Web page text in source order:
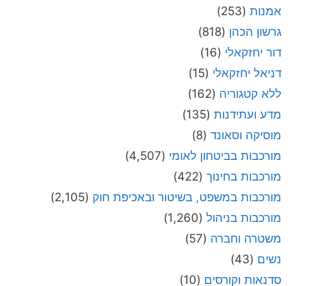
אמנות (253)
גרשון הכהן (818)
דור יחזקאלי (16)
דניאל יחזקאלי (15)
ללא קטגוריה (162)
מדע ועתידנות (135)
מוסיקה וסאונד (8)
מורכבות בביטחון לאומי (4,507)
מורכבות בחינוך (422)
מורכבות במשפט, בשיטור ובאכיפת חוק (2,105)
מורכבות בניהול (1,260)
משטרה וחברה (57)
נשים (43)
סדנאות וקורסים (10)